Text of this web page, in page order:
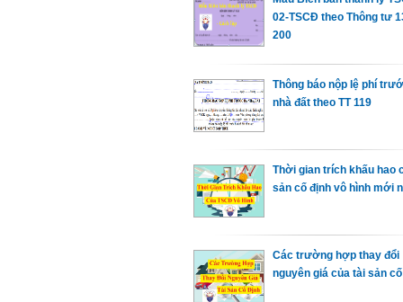
02-TSCĐ theo Thông tư
200
Thông báo nộp lệ phí
nhà đất theo TT 119
Thời gian trích khấu hao
sản cố định vô hình mới
Các trường hợp thay đổi
nguyên giá của tài sản